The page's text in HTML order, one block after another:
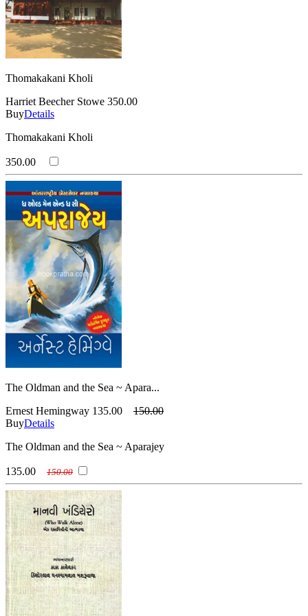
Thomakakani Kholi
Harriet Beecher Stowe 350.00
BuyDetails
Thomakakani Kholi
350.00
The Oldman and the Sea ~ Apara...
Ernest Hemingway 135.00
150.00
BuyDetails
The Oldman and the Sea ~ Aparajey
135.00 150.00